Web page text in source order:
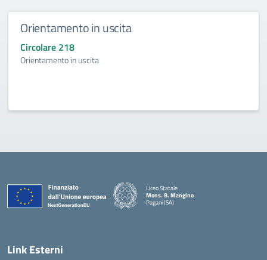
Orientamento in uscita
Circolare 218
Orientamento in uscita
Liceo Statale
Mons. B. Mangino
Pagani (SA)
— Visita la pagina iniziale della scuola
Link Esterni